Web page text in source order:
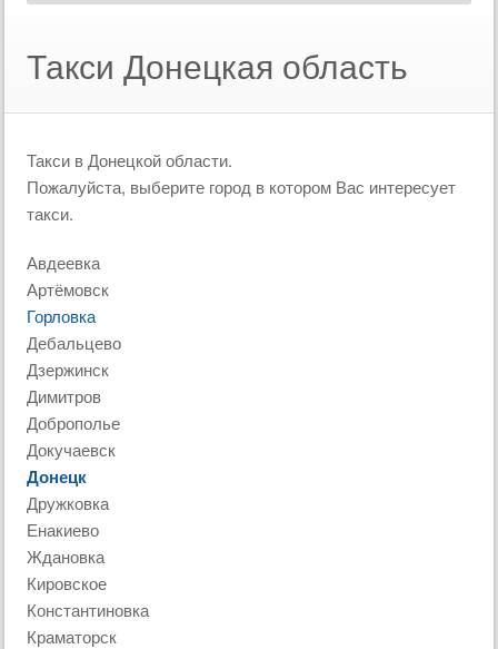
Такси Донецкая область
Такси в Донецкой области.
Пожалуйста, выберите город в котором Вас интересует
такси.
Авдеевка
Артёмовск
Горловка
Дебальцево
Дзержинск
Димитров
Доброполье
Докучаевск
Донецк
Дружковка
Енакиево
Ждановка
Кировское
Константиновка
Краматорск